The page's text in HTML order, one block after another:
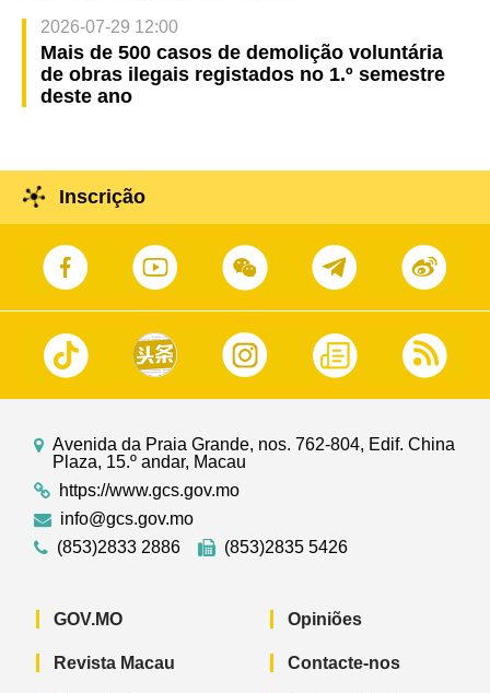
2026-07-29 12:00
Mais de 500 casos de demolição voluntária
de obras ilegais registados no 1.º semestre
deste ano
Inscrição
Avenida da Praia Grande, nos. 762-804, Edif. China
Plaza, 15.º andar, Macau
https://www.gcs.gov.mo
info@gcs.gov.mo
(853)2833 2886
(853)2835 5426
GOV.MO
Revista Macau
Opiniões
Contacte-nos